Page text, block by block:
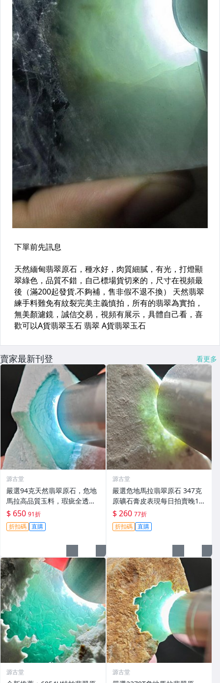
賣家最新刊登 看更多
源古堂
嚴選94克天然翡翠原石，危地
馬拉高品質玉料，瑕疵全透明
展示，適合收藏與把玩 翡翠原
石 玉石原料
$ 650 91折
折扣碼 直購
源古堂
嚴選危地馬拉翡翠原石 347克
原礦石膏皮表現每日拍賣晚11
點截拍 現實拍賣成交 危地馬拉
翡翠原石 石膏皮
$ 260 77折
折扣碼 直購
源古堂 源古堂